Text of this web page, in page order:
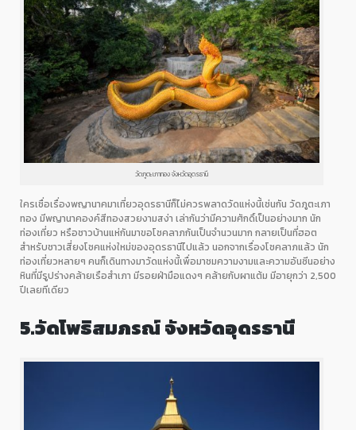
วัดภูตะเภาทอง จังหวัดอุดรธานี
ใครเชื่อเรื่องพญานาคมาเที่ยวอุดรธานีก็ไม่ควรพลาดวัดแห่งนี้เช่นกัน วัดภูตะเภา
ทอง มีพญานาคองค์สีทองสวยงามสง่า เล่ากันว่ามีความศักดิ์เป็นอย่างมาก นัก
ท่องเที่ยว หรือชาวบ้านแห่กันมาขอโชคลาภกันเป็นจำนวนมาก กลายเป็นที่ฮอต
สำหรับชาวเสี่ยงโชคแห่งใหม่ของอุดรธานีไปแล้ว นอกจากเรื่องโชคลาภแล้ว นัก
ท่องเที่ยวหลายๆ คนก็เดินทางมาวัดแห่งนี้เพื่อมาชมความงามและความอันซีนอย่าง
หินที่มีรูปร่างคล้ายเรือสำเภา มีรอยฝ่ามือแดงๆ คล้ายกับผาแต้ม มีอายุกว่า 2,500
ปีเลยทีเดียว
5.วัดโพธิสมภรณ์จังหวัดอุดรธานี